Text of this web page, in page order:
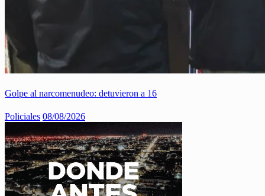
Golpe al narcomenudeo: detuvieron a 16
Policiales 08/08/2026